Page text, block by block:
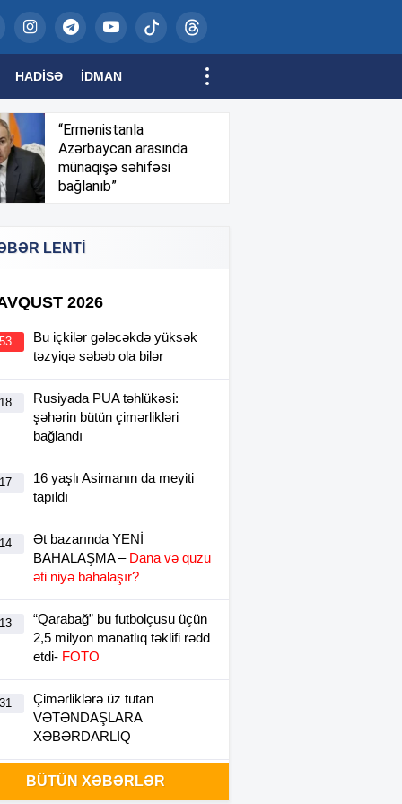
HADISƏ İDMAN
“Ermənistanla
Azərbaycan arasında
münaqişə səhifəsi
bağlanıb”
LENTİ
2026
Bu içkilər gələcəkdə yüksək
təzyiqə səbəb ola bilər
Rusiyada PUA təhlükəsi:
şəhərin bütün çimərlikləri
bağlandı
16 yaşlı Asimanın da meyiti
tapıldı
Ət bazarında YENİ
BAHALAŞMA –Dana və quzu
əti niyə bahalaşır?
“Qarabağ” bu futbolçusu üçün
2,5 milyon manatlıq təklifi rədd
etdi- FOTO
Çimərliklərə üz tutan
VƏTƏNDAŞLARA
XƏBƏRDARLIQ
Hansı daha zəifdir: təhsil
sistemi yoxsa müəllimlər? –
BÜTÜN XƏBƏRLƏR